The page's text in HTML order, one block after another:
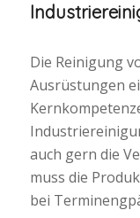
Die Reinigung
Ausrüstungen
auch gern die
muss die
bei